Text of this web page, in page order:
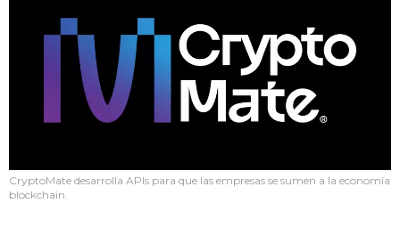
CryptoMate desarrolla APIs para que las empresas se sumen a la economía
blockchain.